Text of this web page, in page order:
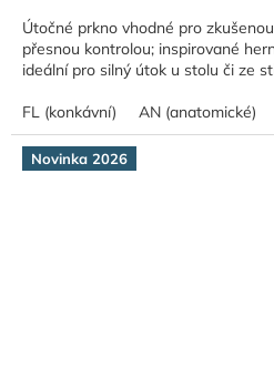
Útočné prkno vhodné pro
přesnou kontrolou; inspirované
ideální pro silný útok u stolu či ze
FL (konkávní) AN (anatomické)
Novinka 2026